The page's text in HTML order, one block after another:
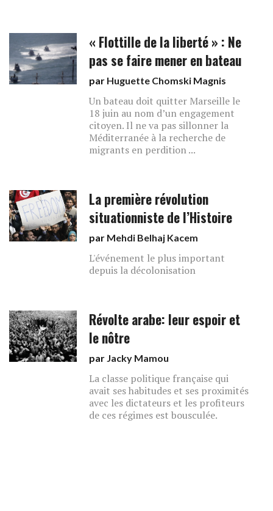
« Flottille de la liberté » : Ne
pas se faire mener en bateau
par Huguette Chomski Magnis
Un bateau doit quitter Marseille le
18 juin au nom d’un engagement
citoyen. Il ne va pas sillonner la
Méditerranée à la recherche de
migrants en perdition ...
La première révolution
situationniste de l’Histoire
par Mehdi Belhaj Kacem
L'événement le plus important
depuis la décolonisation
Révolte arabe: leur espoir et
le nôtre
par Jacky Mamou
La classe politique française qui
avait ses habitudes et ses proximités
avec les dictateurs et les profiteurs
de ces régimes est bousculée.